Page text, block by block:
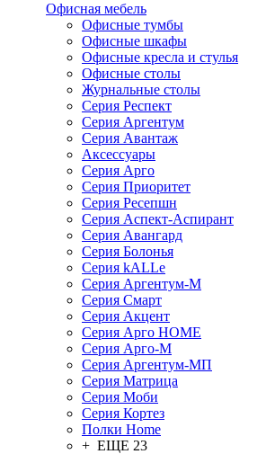
Офисная мебель
Офисные тумбы
Офисные шкафы
Офисные кресла и стулья
Офисные столы
Журнальные столы
Серия Респект
Серия Аргентум
Серия Авантаж
Аксессуары
Серия Арго
Серия Приоритет
Серия Ресепшн
Серия Аспект-Аспирант
Серия Авангард
Серия Болонья
Серия kALLe
Серия Аргентум-М
Серия Смарт
Серия Акцент
Серия Арго HOME
Серия Арго-М
Серия Аргентум-МП
Серия Матрица
Серия Моби
Серия Кортез
Полки Home
+ ЕЩЕ 23